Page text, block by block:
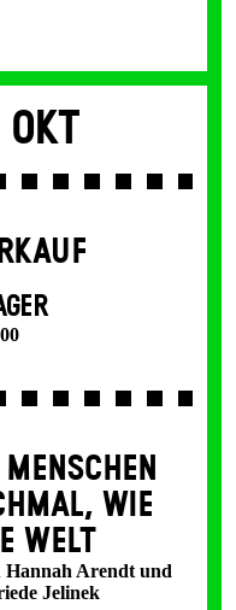
Okt
WIE
WELT
Arendt und
Jelinek